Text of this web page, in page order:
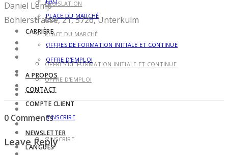
PLACE DU MARCHÉ
CARRIÈRE
OFFRES DE FORMATION INITIALE ET CONTINUE
OFFRE D'EMPLOI
A PROPOS
CONTACT
COMPTE CLIENT
S'INSCRIRE
NEWSLETTER
LANGUES
LÉGISLATION
FAQ
PLACE DU MARCHÉ
CARRIÈRE
OFFRES DE FORMATION INITIALE ET CONTINUE
OFFRE D'EMPLOI
A PROPOS
CONTACT
COMPTE CLIENT
S'INSCRIRE
Daniel Lemp
Böhlerstrasse, 21, 5726, Unterkulm
0 Comments
Leave Reply